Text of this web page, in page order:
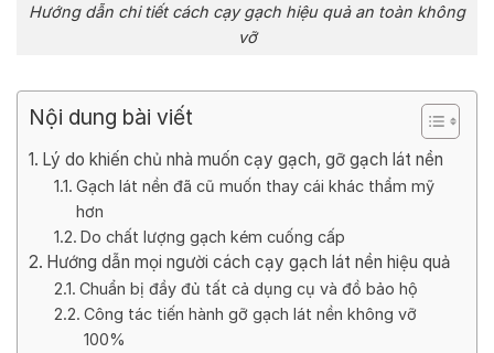
Hướng dẫn chi tiết cách cạy gạch hiệu quả an toàn không
vỡ
Nội dung bài viết
Lý do khiến chủ nhà muốn cạy gạch, gỡ gạch lát nền
Gạch lát nền đã cũ muốn thay cái khác thẩm mỹ
hơn
Do chất lượng gạch kém cuống cấp
Hướng dẫn mọi người cách cạy gạch lát nền hiệu quả
Chuẩn bị đầy đủ tất cả dụng cụ và đồ bảo hộ
Công tác tiến hành gỡ gạch lát nền không vỡ
100%